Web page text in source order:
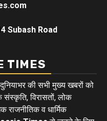
Subash Road
TIMES
की सभी मुख्य खबरों को
संस्कृति, विरासतों, लोक
व धार्मिक